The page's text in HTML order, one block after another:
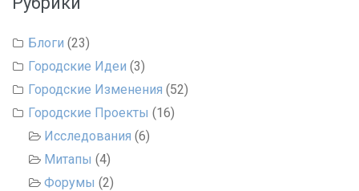
Блоги (23)
Городские Идеи (3)
Городские Изменения (52)
Городские Проекты (16)
Исследования (6)
Митапы (4)
Форумы (2)